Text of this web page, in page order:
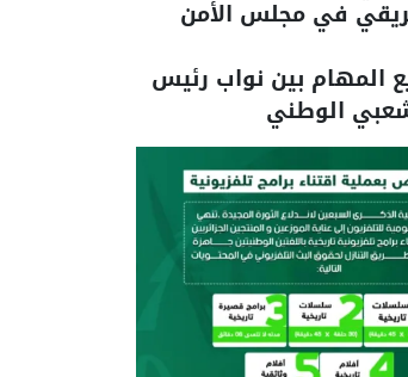
في مجلس الأمن
المهام بين نواب رئيس
الوطني